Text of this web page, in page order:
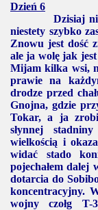
Dzień 6
Dzisiaj nie
niestety szybko
Znowu jest dość
ale ja wolę jak jest
Mijam kilka wsi,
prawie na
drodze przed
Gnojna, gdzie
Tokar, a ja
słynnej
wielkością i
widać stado
pojechałem dalej
dotarcia do
koncentracyjny.
wojny czołg T-